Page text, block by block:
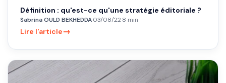
Définition : qu'est-ce qu'une stratégie éditoriale ?
Sabrina OULD BEKHEDDA·03/08/22·8 min
Lire l'article→